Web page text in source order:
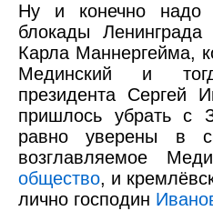
Ну и конечно надо
блокады
Карла Маннергейма,
Мединский и
президента Сергей
пришлось убрать с
равно уверены в
возглавляемое
общество, и
лично господин